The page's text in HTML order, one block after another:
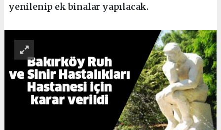
yenilenip ek binalar yapılacak.